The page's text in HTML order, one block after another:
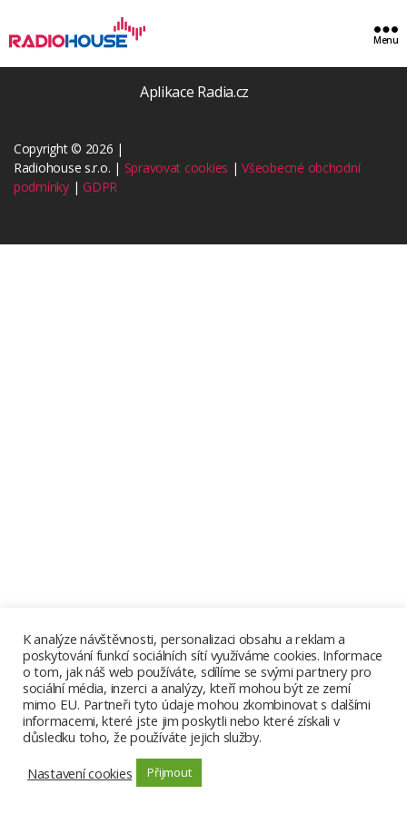
Menu
Aplikace Radia.cz
Copyright © 2026 |
Radiohouse s.r.o. | Spravovat cookies |Všeobecné obchodní
podmínky| GDPR
K analýze návštěvnosti, personalizaci obsahu a reklam a
poskytování funkcí sociálních sítí využíváme cookies. Informace
o tom, jak náš web používáte, sdílíme se svými partnery pro
sociální média, inzerci a analýzy, kteří mohou být ze zemí
mimo EU. Partneři tyto údaje mohou zkombinovat s dalšími
informacemi, které jste jim poskytli nebo které získali v
důsledku toho, že používáte jejich služby.
Nastavení cookies
Přijmout